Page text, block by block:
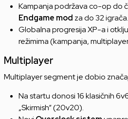
Kampanja podržava co-op do
Endgame mod za do 32 igrača.
Globalna progresija XP-a i
režimima (kampanja,
Multiplayer
Multiplayer segment je dobio
Na startu donosi 16 klasičnih
„Skirmish“ (20v20).